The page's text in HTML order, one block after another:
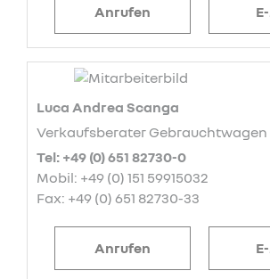
Anrufen
Luca Andrea Scanga
Verkaufsberater Gebrauchtwagen
Tel: +49 (0) 651 82730-0
Mobil: +49 (0) 151 59915032
Fax: +49 (0) 651 82730-33
Anrufen